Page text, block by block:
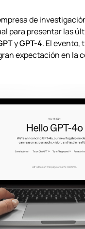
de
para presentar las
yGPT-4. El evento,
expectación en la